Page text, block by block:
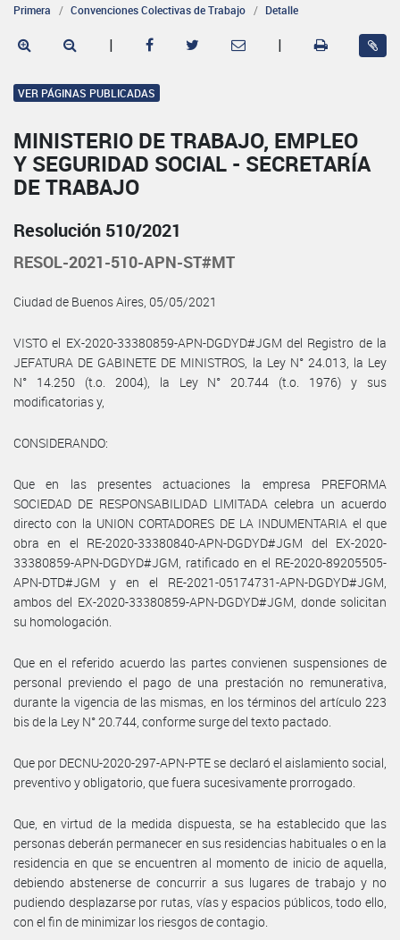
Primera Convenciones Colectivas de Trabajo Detalle
| |
VER PÁGINAS PUBLICADAS
MINISTERIO DE TRABAJO, EMPLEO
Y SEGURIDAD SOCIAL - SECRETARÍA
DE TRABAJO
Resolución 510/2021
RESOL-2021-510-APN-ST#MT
Ciudad de Buenos Aires, 05/05/2021
VISTO el EX-2020-33380859-APN-DGDYD#JGM del Registro de la
JEFATURA DE GABINETE DE MINISTROS, la Ley N° 24.013, la Ley
N° 14.250 (t.o. 2004), la Ley N° 20.744 (t.o. 1976) y sus
modificatorias y,
CONSIDERANDO:
Que en las presentes actuaciones la empresa PREFORMA
SOCIEDAD DE RESPONSABILIDAD LIMITADA celebra un acuerdo
directo con la UNION CORTADORES DE LA INDUMENTARIA el que
obra en el RE-2020-33380840-APN-DGDYD#JGM del EX-2020-
33380859-APN-DGDYD#JGM, ratificado en el RE-2020-89205505-
APN-DTD#JGM y en el RE-2021-05174731-APN-DGDYD#JGM,
ambos del EX-2020-33380859-APN-DGDYD#JGM, donde solicitan
su homologación.
Que en el referido acuerdo las partes convienen suspensiones de
personal previendo el pago de una prestación no remunerativa,
durante la vigencia de las mismas, en los términos del artículo 223
bis de la Ley N° 20.744, conforme surge del texto pactado.
Que por DECNU-2020-297-APN-PTE se declaró el aislamiento social,
preventivo y obligatorio, que fuera sucesivamente prorrogado.
Que, en virtud de la medida dispuesta, se ha establecido que las
personas deberán permanecer en sus residencias habituales o en la
residencia en que se encuentren al momento de inicio de aquella,
debiendo abstenerse de concurrir a sus lugares de trabajo y no
pudiendo desplazarse por rutas, vías y espacios públicos, todo ello,
con el fin de minimizar los riesgos de contagio.